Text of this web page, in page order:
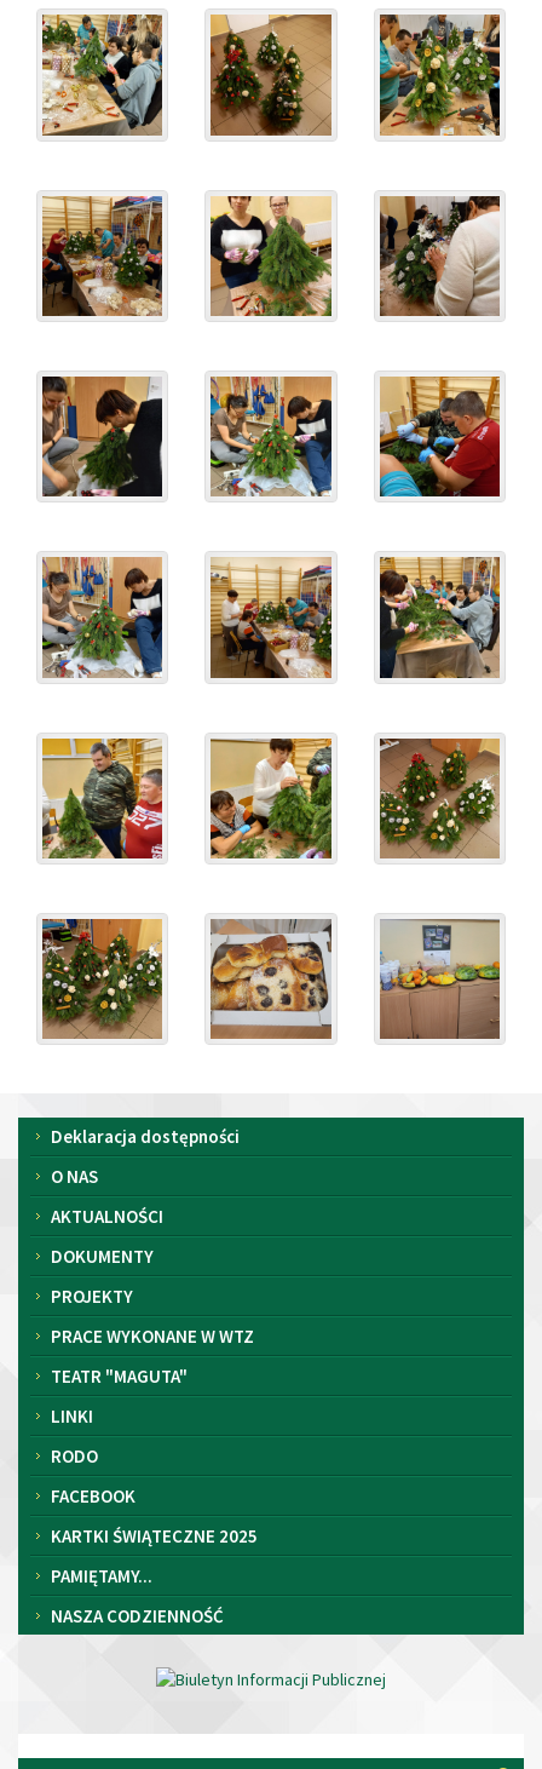
Menu
Deklaracja dostępności
O NAS
AKTUALNOŚCI
DOKUMENTY
PROJEKTY
PRACE WYKONANE W WTZ
TEATR "MAGUTA"
LINKI
RODO
FACEBOOK
KARTKI ŚWIĄTECZNE 2025
PAMIĘTAMY...
NASZA CODZIENNOŚĆ